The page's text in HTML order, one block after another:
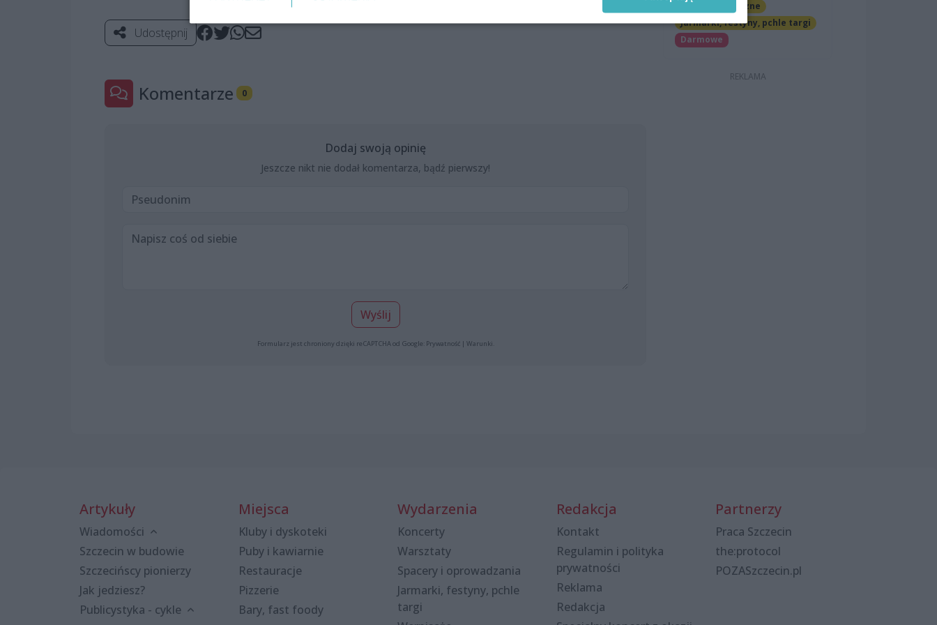
Udostępnij
Komentarze 0
Dodaj swoją opinię
Jeszcze nikt nie dodał komentarza, bądź pierwszy!
Wyślij
Formularz jest chroniony dzięki reCAPTCHA od Google: Prywatność| Warunki
Imprezy cykliczne
Jarmarki, festyny, pchle targi
Darmowe
Artykuły
Wiadomości
Szczecin w budowie
Szczecińscy pionierzy
Jak jedziesz?
Publicystyka - cykle
Miejsca
Kluby i dyskoteki
Puby i kawiarnie
Restauracje
Pizzerie
Bary, fast foody
Wydarzenia
Koncerty
Warsztaty
Spacery i oprowadzania
Jarmarki, festyny, pchle
targi
Redakcja
Kontakt
Regulamin i polityka
prywatności
Reklama
Redakcja
Partnerzy
Praca Szczecin
the:protocol
POZASzczecin.pl